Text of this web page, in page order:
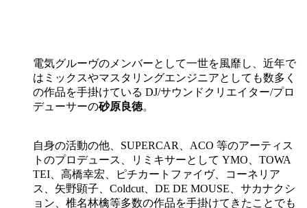
電気グルーヴのメンバーとして一世を風靡し、近年で
はミックスやマスタリングエンジニアとしても数多く
の作品を手掛けている DJ/サウンドクリエイター/プロ
デューサーの砂原良徳。
自身の活動の他、SUPERCAR、ACO 等のアーティス
トのプロデュース、リミキサーとして YMO、TOWA
TEI、高橋幸宏、ピチカートファイヴ、コーネリア
ス、矢野顕子、Coldcut、DE DE MOUSE、サカナクシ
ョン、椎名林檎等多数の作品を手掛けてきたことでも